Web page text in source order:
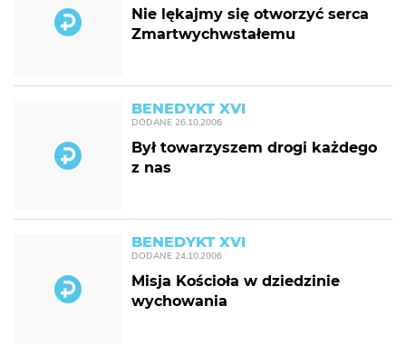
Nie lękajmy się otworzyć serca
Zmartwychwstałemu
BENEDYKT XVI
DODANE 26.10.2006
Był towarzyszem drogi każdego
z nas
BENEDYKT XVI
DODANE 24.10.2006
Misja Kościoła w dziedzinie
wychowania